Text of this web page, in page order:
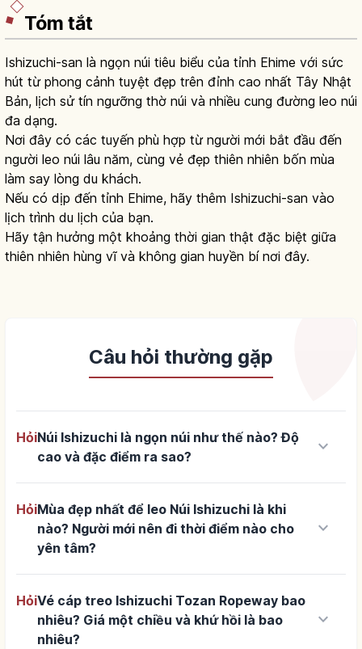
Tóm tắt
Ishizuchi-san là ngọn núi tiêu biểu của tỉnh Ehime với sức
hút từ phong cảnh tuyệt đẹp trên đỉnh cao nhất Tây Nhật
Bản, lịch sử tín ngưỡng thờ núi và nhiều cung đường leo núi
đa dạng.
Nơi đây có các tuyến phù hợp từ người mới bắt đầu đến
người leo núi lâu năm, cùng vẻ đẹp thiên nhiên bốn mùa
làm say lòng du khách.
Nếu có dịp đến tỉnh Ehime, hãy thêm Ishizuchi-san vào
lịch trình du lịch của bạn.
Hãy tận hưởng một khoảng thời gian thật đặc biệt giữa
thiên nhiên hùng vĩ và không gian huyền bí nơi đây.
Câu hỏi thường gặp
HỏiNúi Ishizuchi là ngọn núi như thế nào? Độ
cao và đặc điểm ra sao?
keyboard_arrow_down
HỏiMùa đẹp nhất để leo Núi Ishizuchi là khi
nào? Người mới nên đi thời điểm nào cho
yên tâm?
keyboard_arrow_down
HỏiVé cáp treo Ishizuchi Tozan Ropeway bao
nhiêu? Giá một chiều và khứ hồi là bao
nhiêu?
keyboard_arrow_down